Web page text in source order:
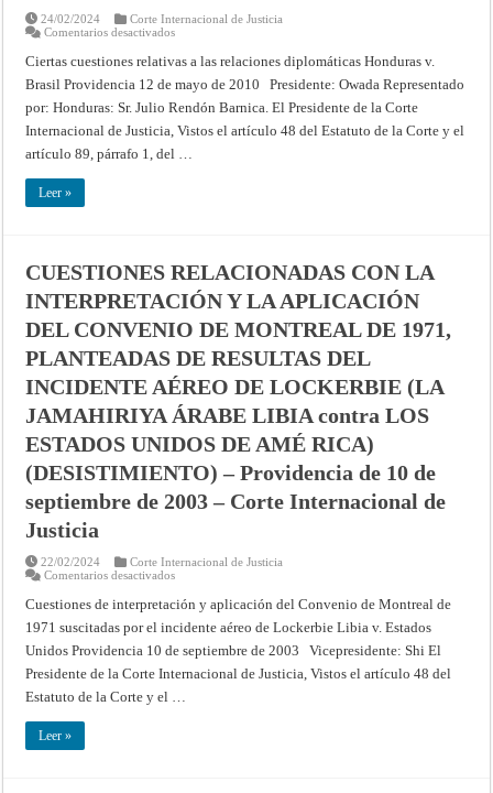
24/02/2024
Corte Internacional de Justicia
Comentarios desactivadosen
CUESTIONES
REFERENTES
A
LAS
RELACIONES
DIPLOMÁTICAS
(HONDURAS
BRASIL)
de
2010
–
Corte
Internacional
de
Ciertas cuestiones relativas a las relaciones diplomáticas Honduras v.
Brasil Providencia 12 de mayo de 2010 Presidente: Owada Representado
por: Honduras: Sr. Julio Rendón Barnica. El Presidente de la Corte
Internacional de Justicia, Vistos el artículo 48 del Estatuto de la Corte y el
artículo 89, párrafo 1, del …
Leer »
CUESTIONES RELACIONADAS CON LA
INTERPRETACIÓN Y LA APLICACIÓN
DEL CONVENIO DE MONTREAL DE 1971,
PLANTEADAS DE RESULTAS DEL
INCIDENTE AÉREO DE LOCKERBIE (LA
JAMAHIRIYA ÁRABE LIBIA contra LOS
ESTADOS UNIDOS DE AMÉ RICA)
(DESISTIMIENTO) – Providencia de 10 de
septiembre de 2003 – Corte Internacional de
Justicia
22/02/2024
Corte Internacional de Justicia
Comentarios desactivadosen
RELACIONADAS
CON
LA
Y
APLICACIÓN
CONVENIO
Cuestiones de interpretación y aplicación del Convenio de Montreal de
1971 suscitadas por el incidente aéreo de Lockerbie Libia v. Estados
Unidos Providencia 10 de septiembre de 2003 Vicepresidente: Shi El
Presidente de la Corte Internacional de Justicia, Vistos el artículo 48 del
Estatuto de la Corte y el …
Leer »